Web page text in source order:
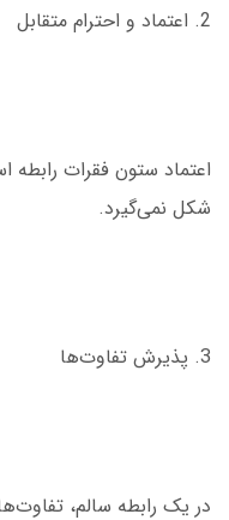
2. اعتماد و احترام متقابل
اعتماد ستون فقرات رابطه
شکل نمی‌گیرد.
3. پذیرش تفاوت‌ها
در یک رابطه سالم،